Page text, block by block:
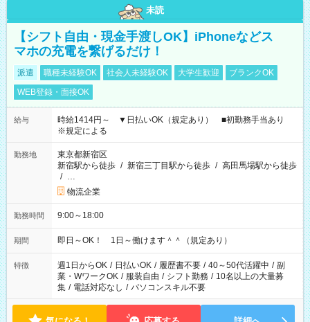
未読
【シフト自由・現金手渡しOK】iPhoneなどス
マホの充電を繋げるだけ！
派遣 職種未経験OK 社会人未経験OK 大学生歓迎
ブランクOK
WEB登録・面接OK
給与
時給1414円～ ▼日払いOK（規定あり） ■初勤務手当あり
※規定による
勤務地
東京都新宿区
新宿駅から徒歩 / 新宿三丁目駅から徒歩 / 高田馬場駅から徒歩
/ …
物流企業
勤務時間 9:00～18:00
期間 即日～OK！ 1日～働けます＾＾（規定あり）
特徴 週1日からOK / 日払いOK / 履歴書不要 / 40～50代活躍中 / 副
業・WワークOK / 服装自由 / シフト勤務 / 10名以上の大量募
集 / 電話対応なし / パソコンスキル不要